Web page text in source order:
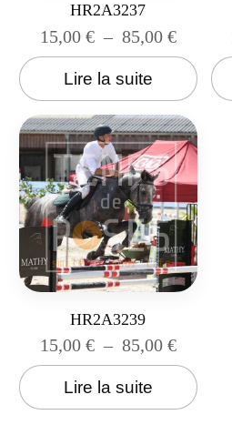
HR2A3237
15,00 € – 85,00 €
Lire la suite
HR2A3239
15,00 € – 85,00 €
Lire la suite